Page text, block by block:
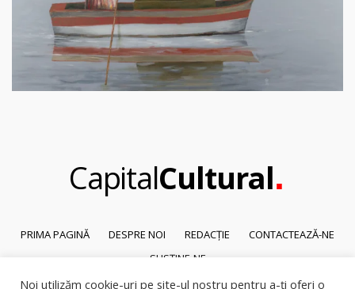
CapitalCultural.
PRIMA PAGINĂ DESPRE NOI REDACȚIE
CONTACTEAZĂ-NE
SUSȚINE-NE
Noi utilizăm cookie-uri pe site-ul nostru pentru a-ți oferi o